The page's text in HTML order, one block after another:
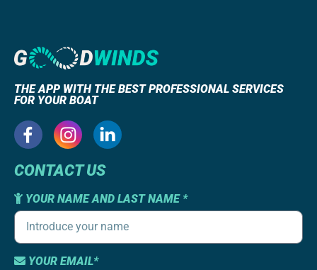
THE APP WITH THE BEST PROFESSIONAL SERVICES
FOR YOUR BOAT
CONTACT US
YOUR NAME AND LAST NAME *
YOUR EMAIL*